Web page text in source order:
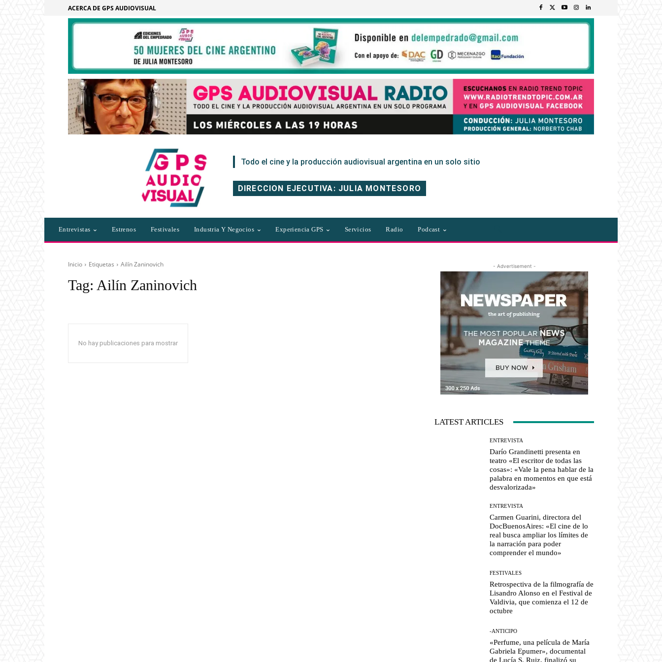
ACERCA DE GPS AUDIOVISUAL
Todo el cine y la producción audiovisual argentina en un solo sitio
DIRECCION EJECUTIVA: JULIA MONTESORO
Entrevistas Estrenos Festivales Industria Y Negocios Experiencia GPS Servicios Radio Podcast
Inicio Etiquetas Ailín Zaninovich
Tag: Ailín Zaninovich
No hay publicaciones para mostrar
- Advertisement -
LATEST ARTICLES
ENTREVISTA
Darío Grandinetti presenta en
teatro «El escritor de todas las
cosas»: «Vale la pena hablar de la
palabra en momentos en que está
desvalorizada»
ENTREVISTA
Carmen Guarini, directora del
DocBuenosAires: «El cine de lo
real busca ampliar los límites de
la narración para poder
comprender el mundo»
FESTIVALES
Retrospectiva de la filmografía de
Lisandro Alonso en el Festival de
Valdivia, que comienza el 12 de
octubre
-ANTICIPO
«Perfume, una película de María
Gabriela Epumer», documental
de Lucía S. Ruiz, finalizó su